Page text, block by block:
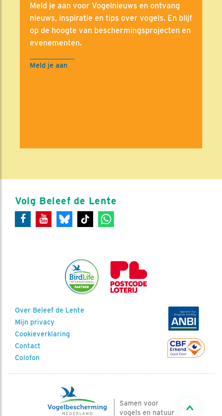
Meld je aan voor Vogelnieuws en ontvang
nieuws, inspiratie en tips over vogels. En blijf
op de hoogte van beschermingsprojecten en
evenementen.
Meld je aan
Volg Beleef de Lente
Over Beleef de Lente
Mijn privacy
Cookieverklaring
Contact
Colofon
Samen voor
vogels en natuur